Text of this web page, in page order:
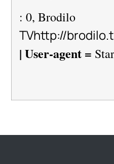
: 0, Brodilo
TVhttp://
| User-agent =